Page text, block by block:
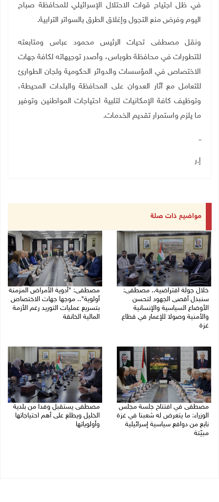
في ظل اجتياح قوات الاحتلال الإسرائيلي للمحافظة صباح
اليوم وفرض منع التجول وإغلاق الطرق بالسواتر الترابية.
ونقل مصطفى تحيات الرئيس محمود عباس ومتابعته
للتطورات في محافظة طوباس، وأصدر توجيهاته لكافة جهات
الاختصاص في المؤسسات والدوائر الحكومية ولجان الطوارئ
للتعامل مع آثار العدوان على المحافظة والبلدات المحيطة،
وتوظيف كافة الإمكانيات لتلبية احتياجات المواطنين وتوفير
ما يلزم واستمرار تقديم الخدمات.
ــ
إ.ر
مواضيع ذات صلة
خلال جولة افتراضية.. مصطفى:
سنبذل أقصى الجهود لتحسن
الأوضاع السياسية والإنسانية
والأمنية وصولا للإعمار في قطاع
غزة
مصطفى: "أدوية الأمراض المزمنة
أولوية".. موجها جهات الاختصاص
بتسريع عمليات التوريد رغم الأزمة
المالية الخانقة
مصطفى في افتتاح جلسة مجلس
الوزراء: ما يتعرض له شعبنا في غزة
نابع من دوافع سياسية إسرائيلية
مبيّتة
مصطفى يستقبل وفدا من بلدية
الخليل ويطلع على أهم احتياجاتها
وأولوياتها